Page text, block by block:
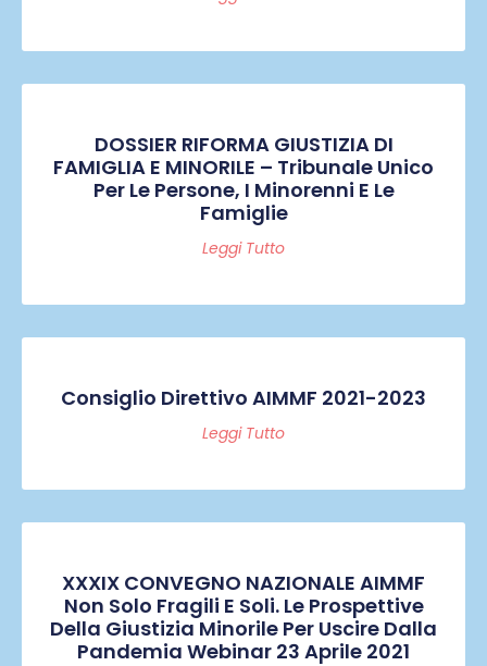
DOSSIER RIFORMA GIUSTIZIA DI
FAMIGLIA E MINORILE – Tribunale Unico
Per Le Persone, I Minorenni E Le
Famiglie
Leggi Tutto
Consiglio Direttivo AIMMF 2021-2023
Leggi Tutto
XXXIX CONVEGNO NAZIONALE AIMMF
Non Solo Fragili E Soli. Le Prospettive
Della Giustizia Minorile Per Uscire Dalla
Pandemia Webinar 23 Aprile 2021